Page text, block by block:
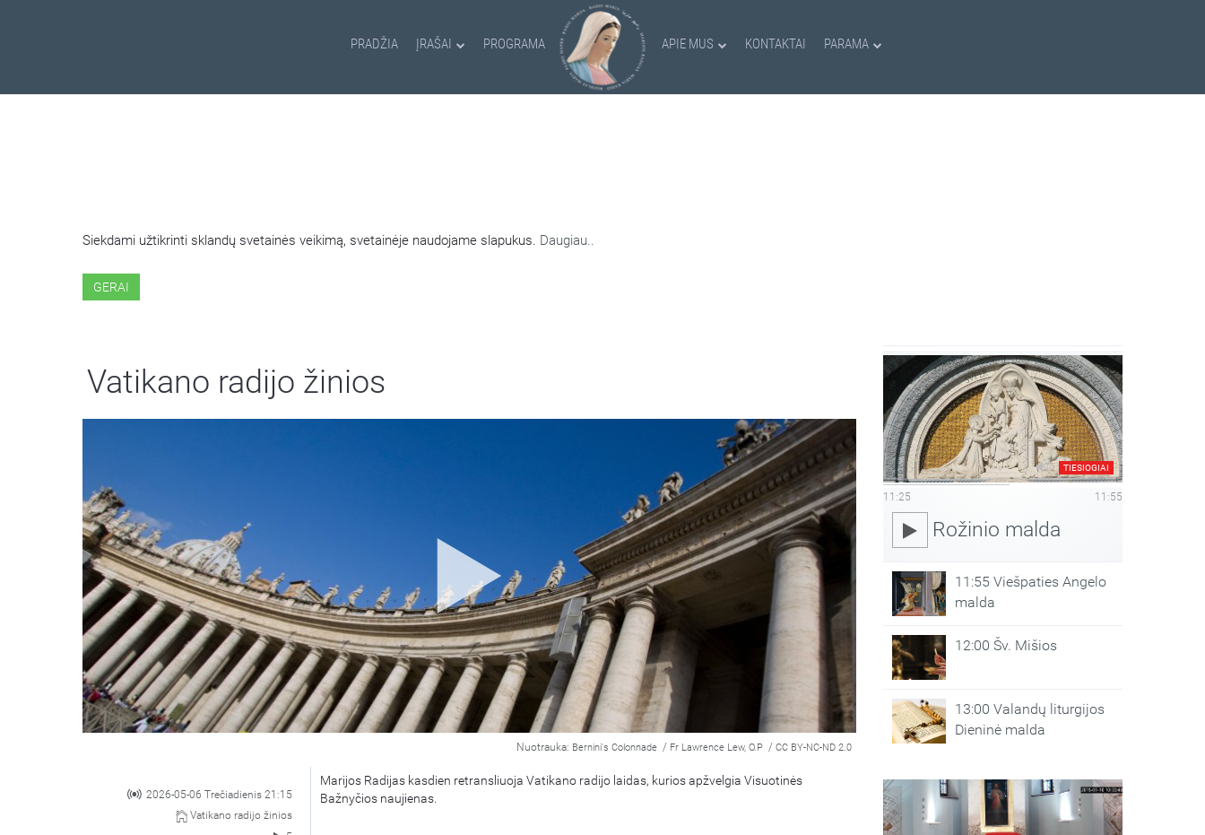
PRADŽIA ĮRAŠAI PROGRAMA APIE MUS KONTAKTAI PARAMA
Siekdami užtikrinti sklandų svetainės veikimą, svetainėje naudojame slapukus. Daugiau..
GERAI
Vatikano radijo žinios
Nuotrauka: Bernini's Colonnade / Fr Lawrence Lew, O.P / CC BY-NC-ND 2.0
2026-05-06 Trečiadienis 21:15
Vatikano radijo žinios
Marijos Radijas kasdien retransliuoja Vatikano radijo laidas, kurios apžvelgia Visuotinės
Bažnyčios naujienas.
TIESIOGIAI
11:25 11:55
Rožinio malda
11:55 Viešpaties Angelo
malda
12:00 Šv. Mišios
13:00 Valandų liturgijos
Dieninė malda